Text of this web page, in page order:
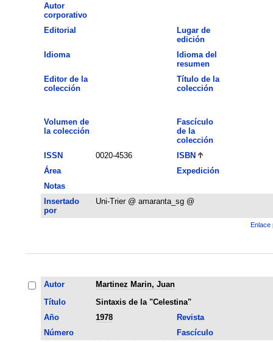
Autor
corporativo
Editorial
Lugar de
edición
Idioma
Idioma del
resumen
Editor de la
colección
Título de la
colección
Volumen de
la colección
Fascículo
de la
colección
ISSN
0020-4536
ISBN
Área
Expedición
Notas
Insertado
por
Uni-Trier @ amaranta_sg @
Enlace
Autor
Martinez Marin, Juan
Título
Sintaxis de la "Celestina"
Año
1978
Revista
Número
Fascículo